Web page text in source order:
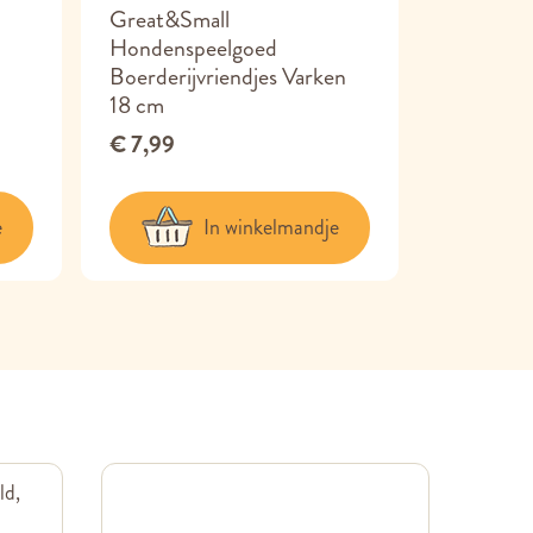
Great&Small
Hondenspeelgoed
Boerderijvriendjes Varken
18 cm
€ 7,99
In winkelmandje